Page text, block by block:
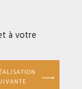
à votre